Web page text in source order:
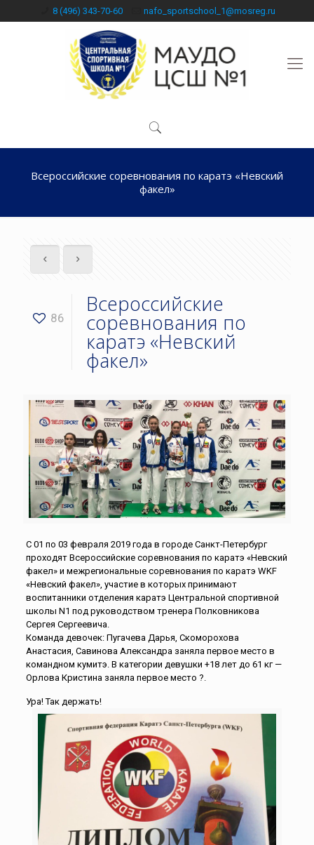
8 (496) 343-70-60 nafo_sportschool_1@mosreg.ru
Всероссийские соревнования по каратэ «Невский
факел»
86
Всероссийские
соревнования по
каратэ «Невский
факел»
С 01 по 03 февраля 2019 года в городе Санкт-Петербург
проходят Всероссийские соревнования по каратэ «Невский
факел» и межрегиональные соревнования по каратэ WKF
«Невский факел», участие в которых принимают
воспитанники отделения каратэ Центральной спортивной
школы N1 под руководством тренера Полковникова
Сергея Сергеевича.
Команда девочек: Пугачева Дарья, Скоморохова
Анастасия, Савинова Александра заняла первое место в
командном кумитэ. В категории девушки +18 лет до 61 кг —
Орлова Кристина заняла первое место ?.
Ура! Так держать!